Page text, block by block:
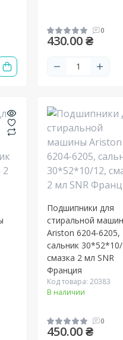
0
430.00 ₴
Подшипники для
стиральной
Ariston 6204-6205,
сальник
смазка 2 мл SNR
Франция
Код товара: 20383
В наличии
0
450.00 ₴